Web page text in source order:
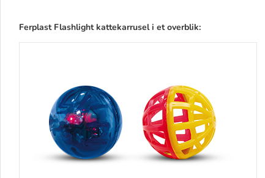
Ferplast Flashlight kattekarrusel i et overblik: